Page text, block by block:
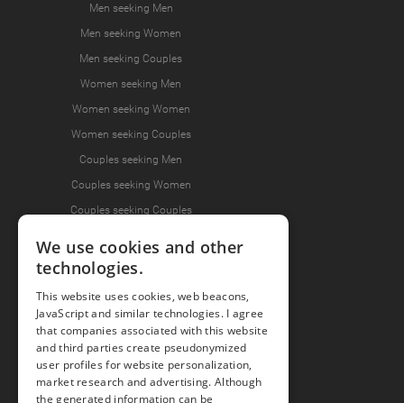
Men seeking Men
Men seeking Women
Men seeking Couples
Women seeking Men
Women seeking Women
Women seeking Couples
Couples seeking Men
Couples seeking Women
Couples seeking Couples
Join the Fun
Press Area
Invite Friends
We use cookies and other
technologies.
This website uses cookies, web beacons,
JavaScript and similar technologies. I agree
that companies associated with this website
and third parties create pseudonymized
user profiles for website personalization,
market research and advertising. Although
the generated information can be